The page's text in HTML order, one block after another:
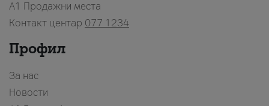
A1 Продажни места
Контакт центар 077 1234
Профил
За нас
Новости